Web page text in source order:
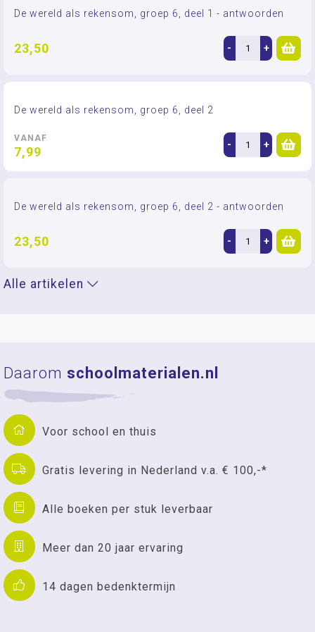
De wereld als rekensom, groep 6, deel 1 - antwoorden
23,50 - +
De wereld als rekensom, groep 6, deel 2
VANAF
7,99 - +
De wereld als rekensom, groep 6, deel 2 - antwoorden
23,50 - +
Alle artikelen
Daarom schoolmaterialen.nl
Voor school en thuis
Gratis levering in Nederland v.a. € 100,-*
Alle boeken per stuk leverbaar
Meer dan 20 jaar ervaring
14 dagen bedenktermijn